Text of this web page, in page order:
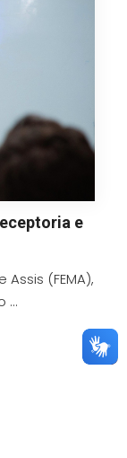
e
(FEMA),
...